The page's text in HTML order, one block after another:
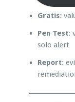
Gratis:
Pen Test:
solo alert
Report: